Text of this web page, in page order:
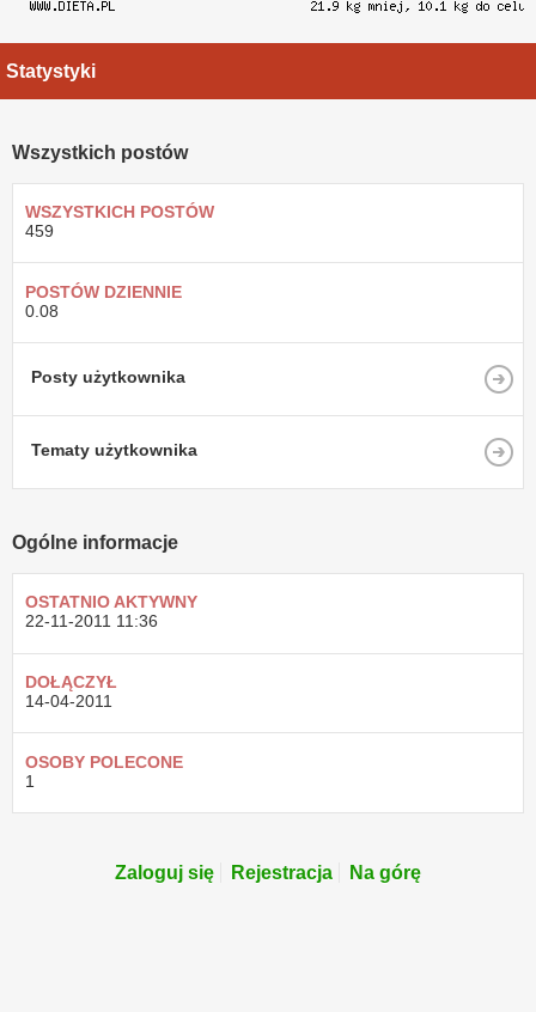
Statystyki
Wszystkich postów
WSZYSTKICH POSTÓW
459
POSTÓW DZIENNIE
0.08
Posty użytkownika
Tematy użytkownika
Ogólne informacje
OSTATNIO AKTYWNY
22-11-2011 11:36
DOŁĄCZYŁ
14-04-2011
OSOBY POLECONE
1
Zaloguj się Rejestracja Na górę